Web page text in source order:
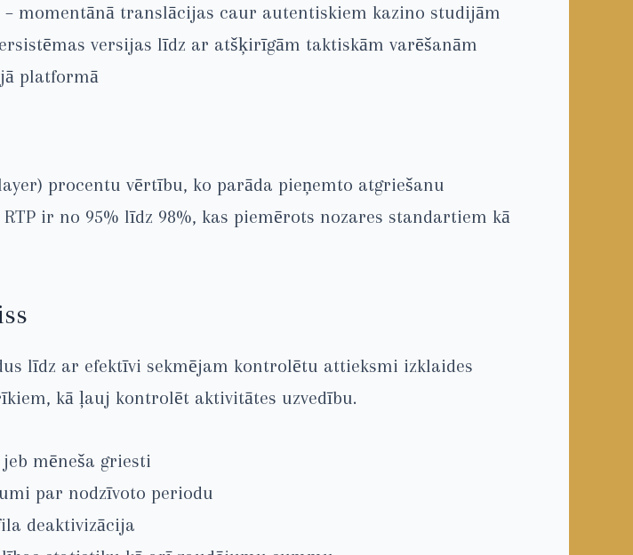
momentānā translācijas caur autentiskiem kazino studijām
versijas līdz ar atšķirīgām taktiskām varēšanām
platformā
procentu vērtību, ko parāda pieņemto atgriešanu
ir no 95% līdz 98%, kas piemērots nozares standartiem kā
līdz ar efektīvi sekmējam kontrolētu attieksmi izklaides
kā ļauj kontrolēt aktivitātes uzvedību.
mēneša griesti
par nodzīvoto periodu
deaktivizācija